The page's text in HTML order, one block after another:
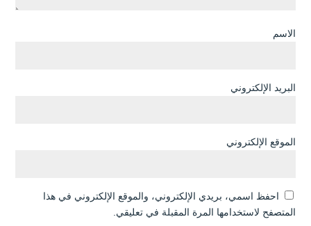
الاسم
البريد الإلكتروني
الموقع الإلكتروني
احفظ اسمي، بريدي الإلكتروني، والموقع الإلكتروني في هذا
المتصفح لاستخدامها المرة المقبلة في تعليقي.